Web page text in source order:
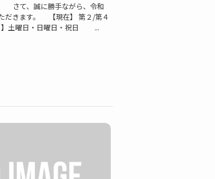
さて、誠に勝手ながら、令和
だきます。 【現在】 第２/第４
土曜日・日曜日・祝日 ...